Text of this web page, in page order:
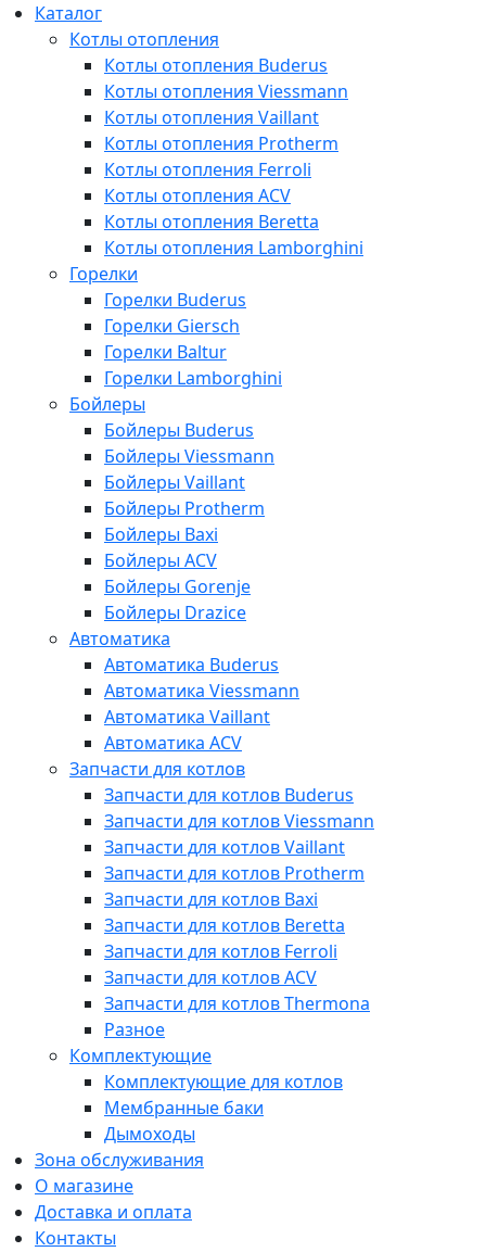
Каталог
Котлы отопления
Котлы отопления Buderus
Котлы отопления Viessmann
Котлы отопления Vaillant
Котлы отопления Protherm
Котлы отопления Ferroli
Котлы отопления ACV
Котлы отопления Beretta
Котлы отопления Lamborghini
Горелки
Горелки Buderus
Горелки Giersch
Горелки Baltur
Горелки Lamborghini
Бойлеры
Бойлеры Buderus
Бойлеры Viessmann
Бойлеры Vaillant
Бойлеры Protherm
Бойлеры Baxi
Бойлеры ACV
Бойлеры Gorenje
Бойлеры Drazice
Автоматика
Автоматика Buderus
Автоматика Viessmann
Автоматика Vaillant
Автоматика ACV
Запчасти для котлов
Запчасти для котлов Buderus
Запчасти для котлов Viessmann
Запчасти для котлов Vaillant
Запчасти для котлов Protherm
Запчасти для котлов Baxi
Запчасти для котлов Beretta
Запчасти для котлов Ferroli
Запчасти для котлов ACV
Запчасти для котлов Thermona
Разное
Комплектующие
Комплектующие для котлов
Мембранные баки
Дымоходы
Зона обслуживания
О магазине
Доставка и оплата
Контакты